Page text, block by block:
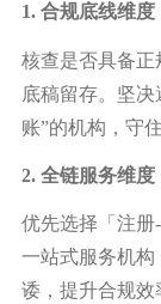
1. 合规底线维度
核查是否具备
底稿留存。坚决
账”的机构，守
2. 全链服务维度
优先选择「注册
一站式服务机构
诿，提升合规效